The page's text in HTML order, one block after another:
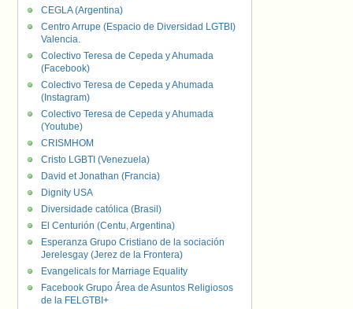
CEGLA (Argentina)
Centro Arrupe (Espacio de Diversidad LGTBI)
Valencia.
Colectivo Teresa de Cepeda y Ahumada
(Facebook)
Colectivo Teresa de Cepeda y Ahumada
(Instagram)
Colectivo Teresa de Cepeda y Ahumada
(Youtube)
CRISMHOM
Cristo LGBTI (Venezuela)
David et Jonathan (Francia)
Dignity USA
Diversidade católica (Brasil)
El Centurión (Centu, Argentina)
Esperanza Grupo Cristiano de la sociación
Jerelesgay (Jerez de la Frontera)
Evangelicals for Marriage Equality
Facebook Grupo Área de Asuntos Religiosos
de la FELGTBI+